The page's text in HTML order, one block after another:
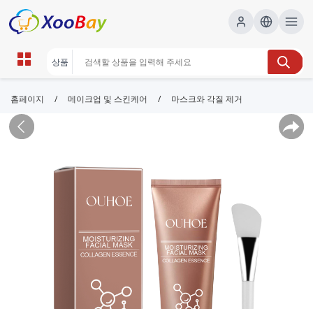
홈페이지 / 메이크업 및 스킨케어 / 마스크와 각질 제거